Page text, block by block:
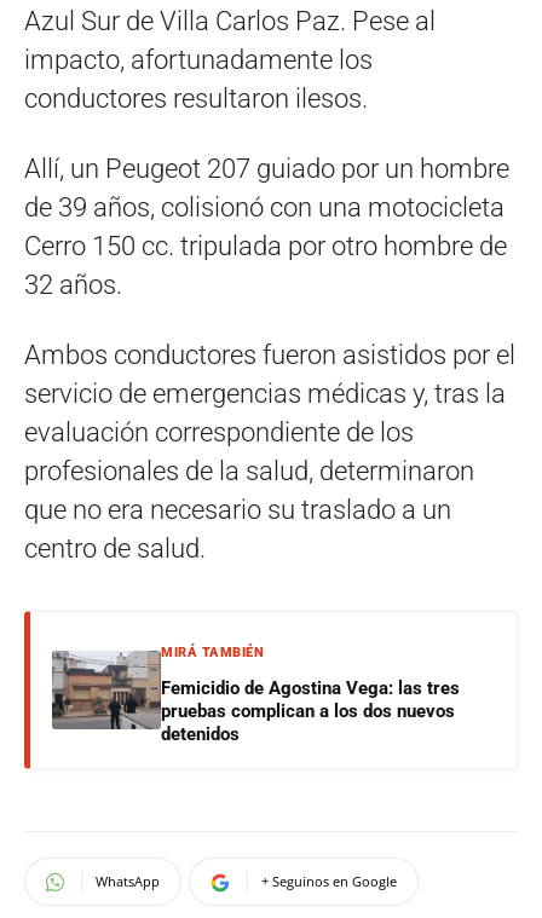
Azul Sur de Villa Carlos Paz. Pese al
impacto, afortunadamente los
conductores resultaron ilesos.
Allí, un Peugeot 207 guiado por un hombre
de 39 años, colisionó con una motocicleta
Cerro 150 cc. tripulada por otro hombre de
32 años.
Ambos conductores fueron asistidos por el
servicio de emergencias médicas y, tras la
evaluación correspondiente de los
profesionales de la salud, determinaron
que no era necesario su traslado a un
centro de salud.
MIRÁ TAMBIÉN
Femicidio de Agostina Vega: las tres
pruebas complican a los dos nuevos
detenidos
WhatsApp + Seguinos en Google